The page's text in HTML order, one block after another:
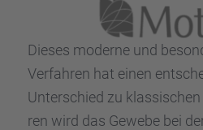
Dieses moderne und
Verfah­ren hat einen
Unter­schied zu
ren wird das Gewebe bei